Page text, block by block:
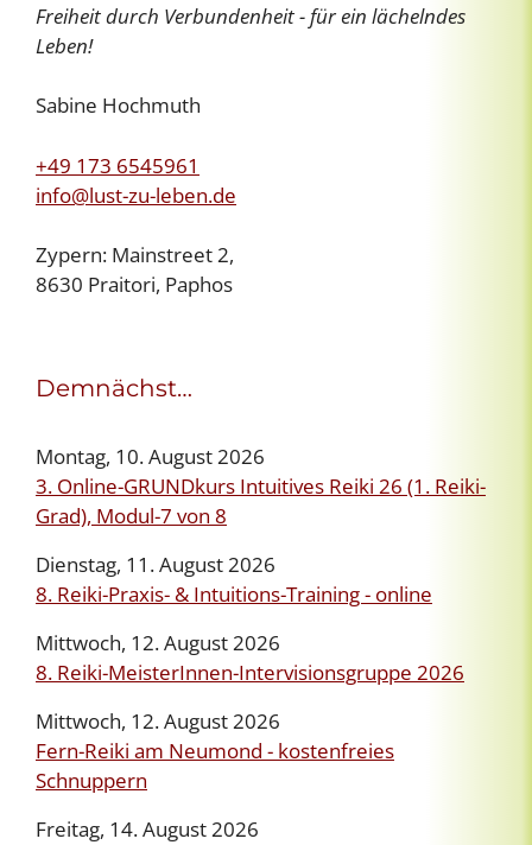
Freiheit durch Verbundenheit - für ein lächelndes
Leben!
Sabine Hochmuth
+49 173 6545961
info@lust-zu-leben.de
Zypern: Mainstreet 2,
8630 Praitori, Paphos
Demnächst…
Montag, 10. August 2026
3. Online-GRUNDkurs Intuitives Reiki 26 (1. Reiki-
Grad), Modul-7 von 8
Dienstag, 11. August 2026
8. Reiki-Praxis- & Intuitions-Training - online
Mittwoch, 12. August 2026
8. Reiki-MeisterInnen-Intervisionsgruppe 2026
Mittwoch, 12. August 2026
Fern-Reiki am Neumond - kostenfreies
Schnuppern
Freitag, 14. August 2026